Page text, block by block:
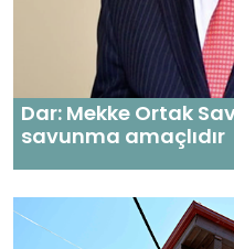
Dar: Mekke Ortak
savunma amaçlıdır